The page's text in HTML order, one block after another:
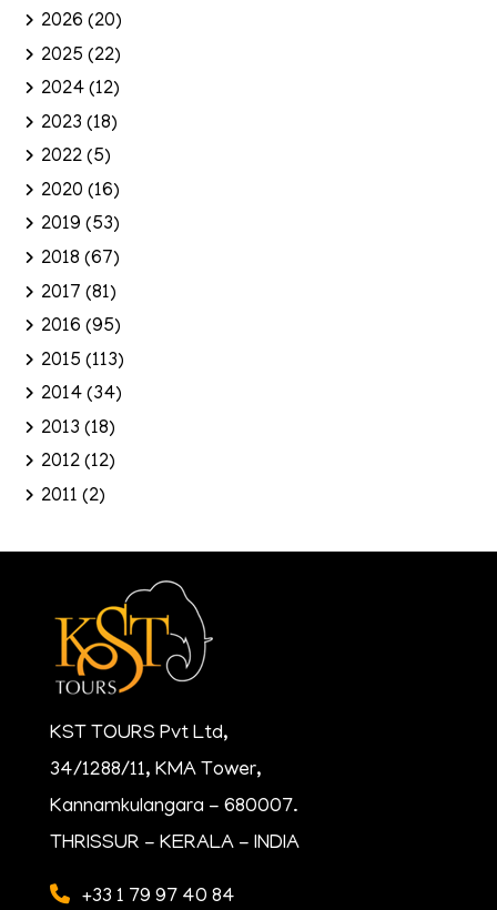
2026 (20)
2025 (22)
2024 (12)
2023 (18)
2022 (5)
2020 (16)
2019 (53)
2018 (67)
2017 (81)
2016 (95)
2015 (113)
2014 (34)
2013 (18)
2012 (12)
2011 (2)
KST TOURS Pvt Ltd,
34/1288/11, KMA Tower,
Kannamkulangara - 680007.
THRISSUR - KERALA - INDIA
+33 1 79 97 40 84